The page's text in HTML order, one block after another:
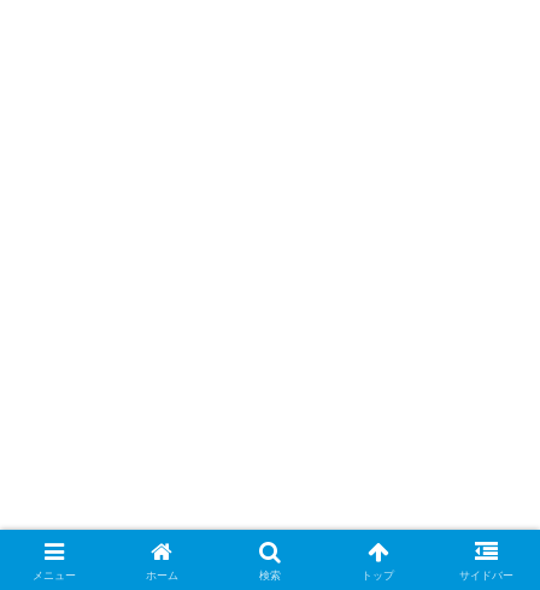
メニュー ホーム 検索 トップ サイドバー